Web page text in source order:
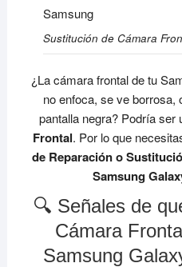
Sustitución de Cámara
¿La cámara frontal de tu
no enfoca, se ve borrosa,
pantalla negra? Podría ser
Frontal. Por lo que
de Reparación o
Samsung
🔍 Señales de
Cámara
Samsung